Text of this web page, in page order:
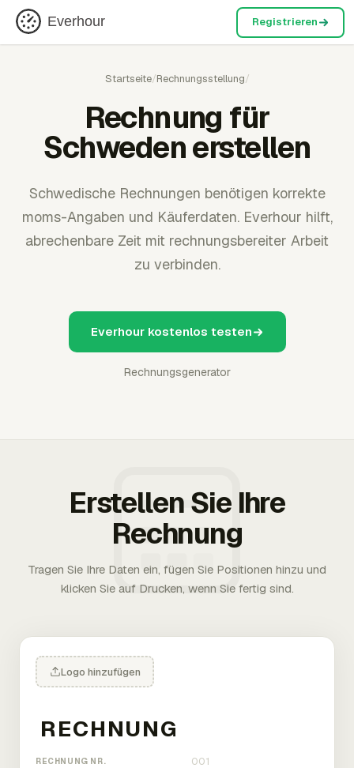
Everhour Registrieren
Startseite/Rechnungsstellung/
Rechnung für
Schweden erstellen
Schwedische Rechnungen benötigen korrekte
moms-Angaben und Käuferdaten. Everhour hilft,
abrechenbare Zeit mit rechnungsbereiter Arbeit
zu verbinden.
Everhour kostenlos testen
Rechnungsgenerator
Erstellen Sie Ihre
Rechnung
Tragen Sie Ihre Daten ein, fügen Sie Positionen hinzu und
klicken Sie auf Drucken, wenn Sie fertig sind.
Logo hinzufügen
RECHNUNG NR.